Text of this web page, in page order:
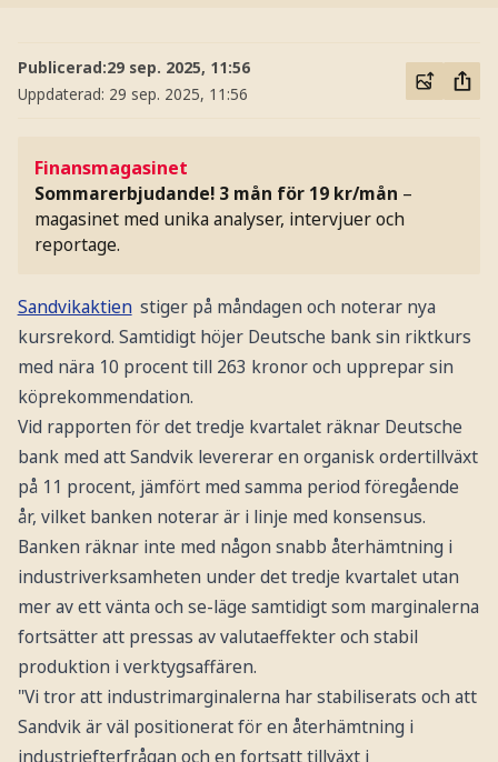
Publicerad:29 sep. 2025, 11:56
Uppdaterad: 29 sep. 2025, 11:56
Finansmagasinet
Sommarerbjudande! 3 mån för 19 kr/mån –
magasinet med unika analyser, intervjuer och
reportage.
Sandvikaktien stiger på måndagen och noterar nya
kursrekord. Samtidigt höjer Deutsche bank sin riktkurs
med nära 10 procent till 263 kronor och upprepar sin
köprekommendation.
Vid rapporten för det tredje kvartalet räknar Deutsche
bank med att Sandvik levererar en organisk ordertillväxt
på 11 procent, jämfört med samma period föregående
år, vilket banken noterar är i linje med konsensus.
Banken räknar inte med någon snabb återhämtning i
industriverksamheten under det tredje kvartalet utan
mer av ett vänta och se-läge samtidigt som marginalerna
fortsätter att pressas av valutaeffekter och stabil
produktion i verktygsaffären.
"Vi tror att industrimarginalerna har stabiliserats och att
Sandvik är väl positionerat för en återhämtning i
industriefterfrågan och en fortsatt tillväxt i